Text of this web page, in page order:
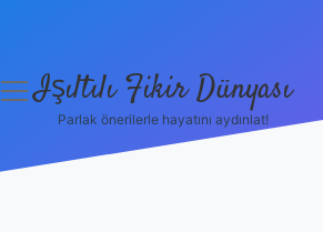
menüyüIşıltılı Fikir Dünyası
Parlak önerilerle hayatını aydınlat!